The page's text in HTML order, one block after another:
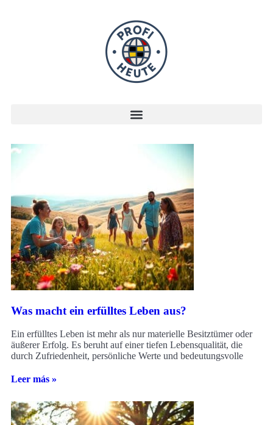
Was macht ein erfülltes Leben aus?
Ein erfülltes Leben ist mehr als nur materielle Besitztümer oder
äußerer Erfolg. Es beruht auf einer tiefen Lebensqualität, die
durch Zufriedenheit, persönliche Werte und bedeutungsvolle
Leer más »